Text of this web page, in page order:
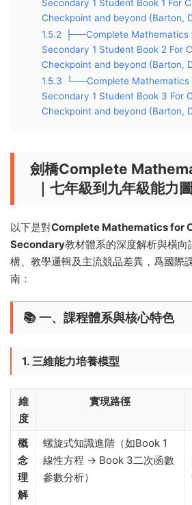
Secondary 1 Student Book 1 For
Checkpoint and beyond (Barton,
1.5.2
├──Complete Mathematics
Secondary 1 Student Book 2 For
Checkpoint and beyond (Barton,
1.5.3
└──Complete Mathematics
Secondary 1 Student Book 3 For
Checkpoint and beyond (Barton,
劍橋Complete
｜七年級到九年級能力
以下是對Complete Mathematics for
Secondary教材體系的深度解析與橫向
構、教學邏輯及主流競品差異，爲國際
南：
📚 ​一、課程體系與核心特色
1. 三維能力培養模型
維
度
實現路徑
概
念
理
解
螺旋式知識進階（如Book 1
線性方程 → Book 3二次函數
參數分析）